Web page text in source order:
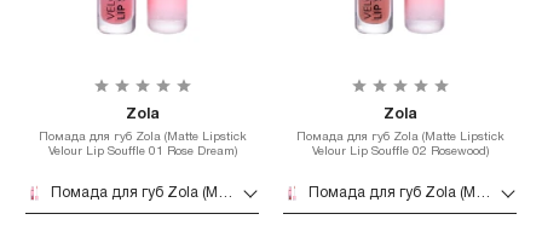
Zola
Помада для губ Zola (Matte Lipstick
Velour Lip Souffle 01 Rose Dream)
Помада для губ Zola (Matte Lipstick Velour Lip Souffle 01 Rose Dream)
Zola
Помада для губ Zola (Matte Lipstick
Velour Lip Souffle 02 Rosewood)
Помада для губ Zola (Matte Lipstick Velour Lip Souffle 02 Rosewood)